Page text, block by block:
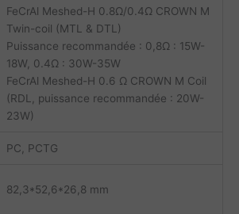
FeCrAl Meshed-H 0.8Ω/0.4Ω CROWN M
Twin-coil (MTL & DTL)
Puissance recommandée : 0,8Ω : 15W-
18W, 0.4Ω : 30W-35W
FeCrAl Meshed-H 0.6 Ω CROWN M Coil
(RDL, puissance recommandée : 20W-
23W)
PC, PCTG
82,3*52,6*26,8 mm